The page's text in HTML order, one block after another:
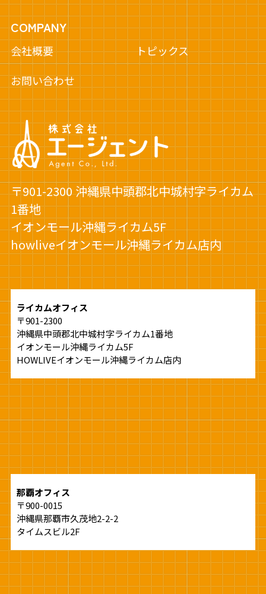
〒901-2300 沖縄県中頭郡北中城村字ライカム
1番地
イオンモール沖縄ライカム5F
howliveイオンモール沖縄ライカム店内
COMPANY
会社概要
トピックス
お問い合わせ
ライカムオフィス
〒901-2300
沖縄県中頭郡北中城村字ライカム1番地
イオンモール沖縄ライカム5F
HOWLIVEイオンモール沖縄ライカム店内
那覇オフィス
〒900-0015
沖縄県那覇市久茂地2-2-2
タイムスビル2F